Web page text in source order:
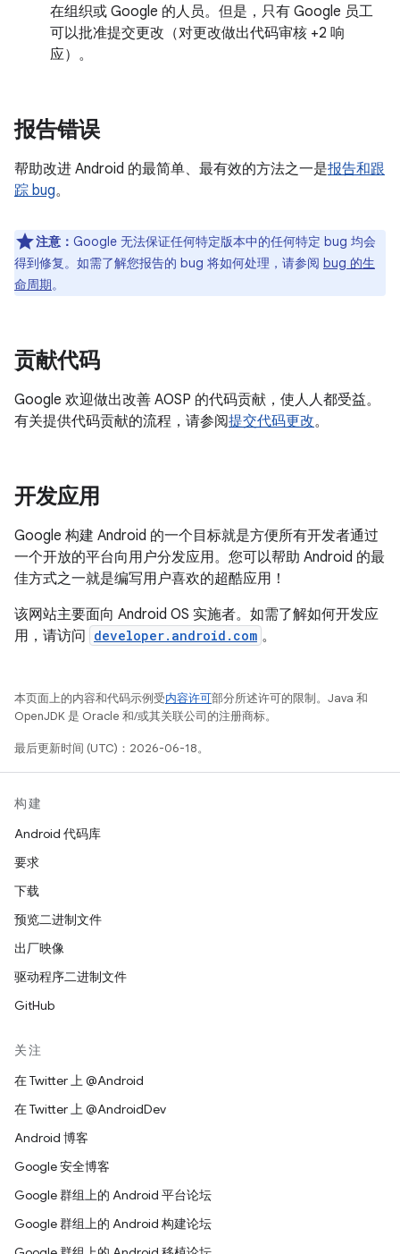
在组织或 Google 的人员。但是，只有 Google 员工
可以批准提交更改（对更改做出代码审核 +2 响
应）。
报告错误
帮助改进 Android 的最简单、最有效的方法之一是报告和跟
踪 bug。
注意： Google 无法保证任何特定版本中的任何特定 bug 均会
得到修复。如需了解您报告的 bug 将如何处理，请参阅 bug 的生
命周期。
贡献代码
Google 欢迎做出改善 AOSP 的代码贡献，使人人都受益。
有关提供代码贡献的流程，请参阅提交代码更改。
开发应用
Google 构建 Android 的一个目标就是方便所有开发者通过
一个开放的平台向用户分发应用。您可以帮助 Android 的最
佳方式之一就是编写用户喜欢的超酷应用！
该网站主要面向 Android OS 实施者。如需了解如何开发应
用，请访问
developer.android.com 。
本页面上的内容和代码示例受内容许可部分所述许可的限制。Java 和
OpenJDK 是 Oracle 和/或其关联公司的注册商标。
最后更新时间 (UTC)：2026-06-18。
构建
Android 代码库
要求
下载
预览二进制文件
出厂映像
驱动程序二进制文件
GitHub
关注
在 Twitter 上 @Android
在 Twitter 上 @AndroidDev
Android 博客
Google 安全博客
Google 群组上的 Android 平台论坛
Google 群组上的 Android 构建论坛